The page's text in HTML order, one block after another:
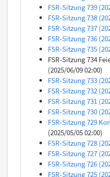
FSR-Sitzung 739
FSR-Sitzung 738
FSR-Sitzung 737
FSR-Sitzung 736
FSR-Sitzung 735
FSR-Sitzung 734
(2025/06/09 02:00)
FSR-Sitzung 733
FSR-Sitzung 732
FSR-Sitzung 731
FSR-Sitzung 730
FSR-Sitzung 729
(2025/05/05 02:00)
FSR-Sitzung 728
FSR-Sitzung 727
FSR-Sitzung 726
FSR-Sitzung 725